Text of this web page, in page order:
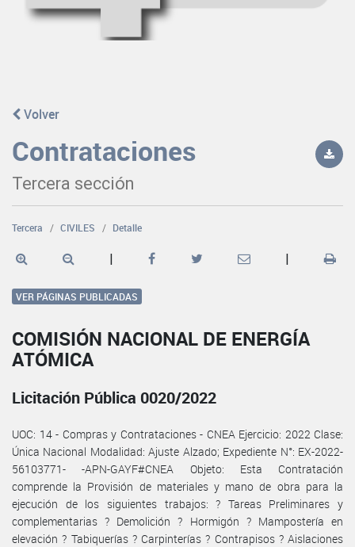
Volver
Contrataciones
Tercera sección
Tercera CIVILES Detalle
| |
VER PÁGINAS PUBLICADAS
COMISIÓN NACIONAL DE ENERGÍA
ATÓMICA
Licitación Pública 0020/2022
UOC: 14 - Compras y Contrataciones - CNEA Ejercicio: 2022 Clase:
Única Nacional Modalidad: Ajuste Alzado; Expediente N°: EX-2022-
56103771- -APN-GAYF#CNEA Objeto: Esta Contratación
comprende la Provisión de materiales y mano de obra para la
ejecución de los siguientes trabajos: ? Tareas Preliminares y
complementarias ? Demolición ? Hormigón ? Mampostería en
elevación ? Tabiquerías ? Carpinterías ? Contrapisos ? Aislaciones